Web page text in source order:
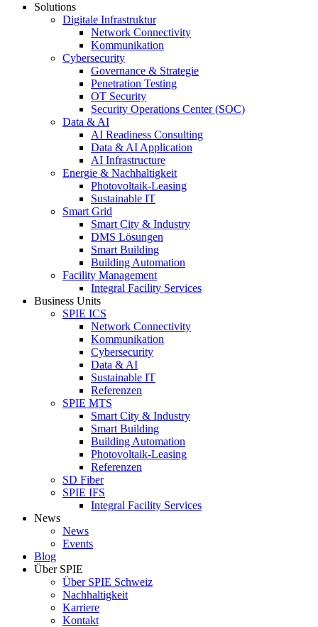
Solutions
Digitale Infrastruktur
Network Connectivity
Kommunikation
Cybersecurity
Governance & Strategie
Penetration Testing
OT Security
Security Operations Center (SOC)
Data & AI
AI Readiness Consulting
Data & AI Application
AI Infrastructure
Energie & Nachhaltigkeit
Photovoltaik-Leasing
Sustainable IT
Smart Grid
Smart City & Industry
DMS Lösungen
Smart Building
Building Automation
Facility Management
Integral Facility Services
Business Units
SPIE ICS
Network Connectivity
Kommunikation
Cybersecurity
Data & AI
Sustainable IT
Referenzen
SPIE MTS
Smart City & Industry
Smart Building
Building Automation
Photovoltaik-Leasing
Referenzen
SD Fiber
SPIE IFS
Integral Facility Services
News
News
Events
Blog
Über SPIE
Über SPIE Schweiz
Nachhaltigkeit
Karriere
Kontakt